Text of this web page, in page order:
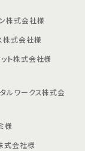
株式会社様
株式会社様
ト株式会社様
ルワークス株式会
様
式会社様